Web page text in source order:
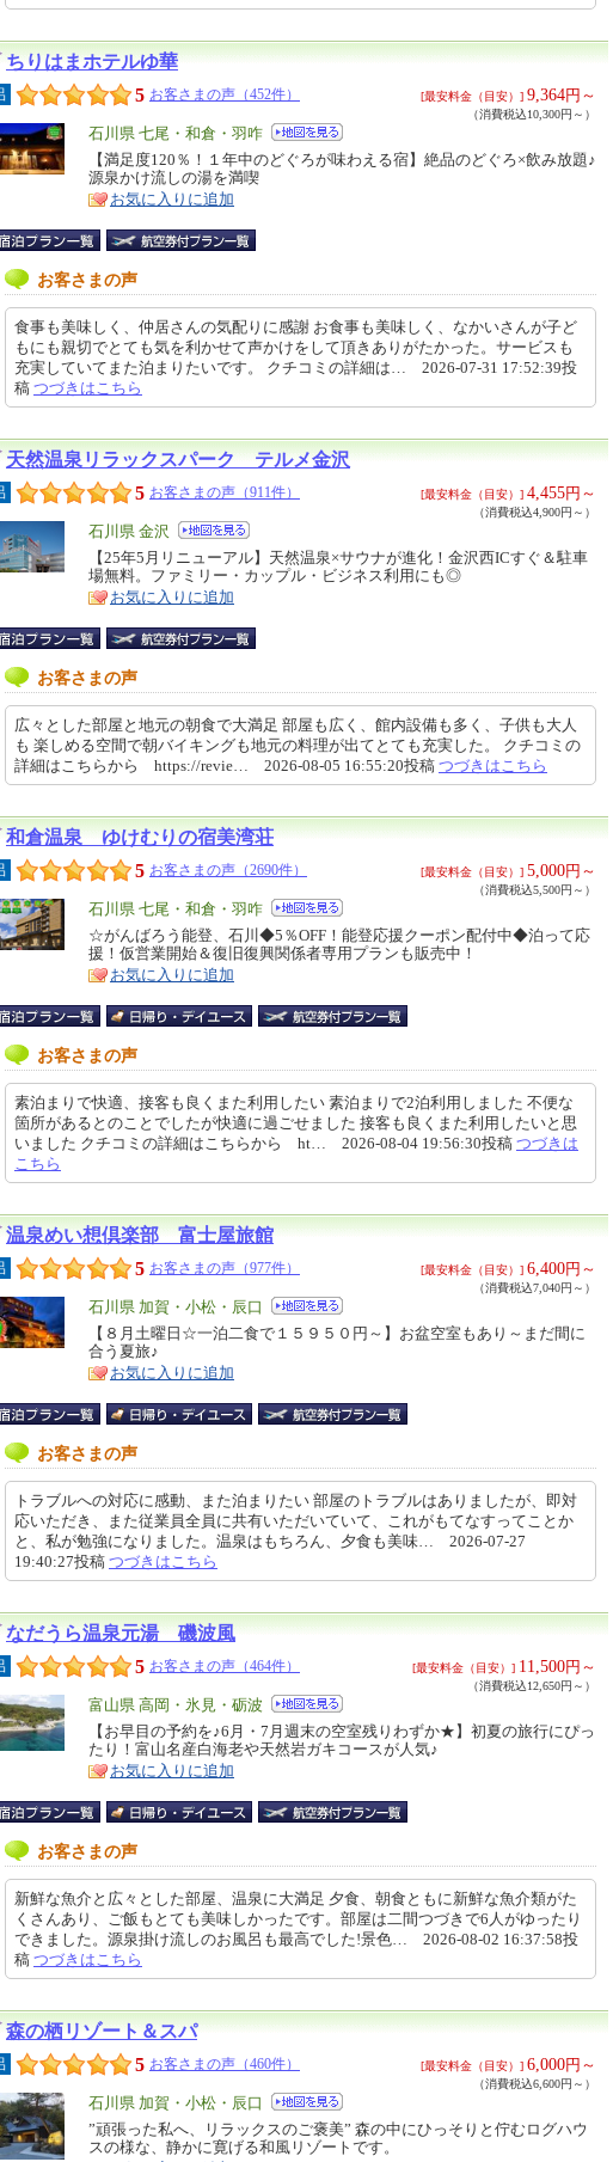
ちりはまホテルゆ華
5 お客さまの声（452件） [最安料金（目安）] 9,364円～
（消費税込10,300円～）
エ
リ
ア
石川県 七尾・和倉・羽咋
特
徴
【満足度120％！１年中のどぐろが味わえる宿】絶品のどぐろ×飲み放題♪
源泉かけ流しの湯を満喫
お気に入りに追加
お客さまの声
食事も美味しく、仲居さんの気配りに感謝 お食事も美味しく、なかいさんが子ど
もにも親切でとても気を利かせて声かけをして頂きありがたかった。サービスも
充実していてまた泊まりたいです。 クチコミの詳細は… 2026-07-31 17:52:39投
稿 つづきはこちら
天然温泉リラックスパーク テルメ金沢
5 お客さまの声（911件） [最安料金（目安）] 4,455円～
（消費税込4,900円～）
エ
リ
ア
石川県 金沢
特
徴
【25年5月リニューアル】天然温泉×サウナが進化！金沢西ICすぐ＆駐車
場無料。ファミリー・カップル・ビジネス利用にも◎
お気に入りに追加
お客さまの声
広々とした部屋と地元の朝食で大満足 部屋も広く、館内設備も多く、子供も大人
も 楽しめる空間で朝バイキングも地元の料理が出てとても充実した。 クチコミの
詳細はこちらから https://revie… 2026-08-05 16:55:20投稿 つづきはこちら
和倉温泉 ゆけむりの宿美湾荘
5 お客さまの声（2690件） [最安料金（目安）] 5,000円～
（消費税込5,500円～）
エ
リ
ア
石川県 七尾・和倉・羽咋
特
徴
☆がんばろう能登、石川◆5％OFF！能登応援クーポン配付中◆泊って応
援！仮営業開始＆復旧復興関係者専用プランも販売中！
お気に入りに追加
お客さまの声
素泊まりで快適、接客も良くまた利用したい 素泊まりで2泊利用しました 不便な
箇所があるとのことでしたが快適に過ごせました 接客も良くまた利用したいと思
いました クチコミの詳細はこちらから ht… 2026-08-04 19:56:30投稿 つづきは
こちら
温泉めい想倶楽部 富士屋旅館
5 お客さまの声（977件） [最安料金（目安）] 6,400円～
（消費税込7,040円～）
エ
リ
ア
石川県 加賀・小松・辰口
特
徴
【８月土曜日☆一泊二食で１５９５０円～】お盆空室もあり～まだ間に
合う夏旅♪
お気に入りに追加
お客さまの声
トラブルへの対応に感動、また泊まりたい 部屋のトラブルはありましたが、即対
応いただき、また従業員全員に共有いただいていて、これがもてなすってことか
と、私が勉強になりました。温泉はもちろん、夕食も美味… 2026-07-27
19:40:27投稿 つづきはこちら
なだうら温泉元湯 磯波風
5 お客さまの声（464件） [最安料金（目安）] 11,500円～
（消費税込12,650円～）
エ
リ
ア
富山県 高岡・氷見・砺波
特
徴
【お早目の予約を♪6月・7月週末の空室残りわずか★】初夏の旅行にぴっ
たり！富山名産白海老や天然岩ガキコースが人気♪
お気に入りに追加
お客さまの声
新鮮な魚介と広々とした部屋、温泉に大満足 夕食、朝食ともに新鮮な魚介類がた
くさんあり、ご飯もとても美味しかったです。部屋は二間つづきで6人がゆったり
できました。源泉掛け流しのお風呂も最高でした!景色… 2026-08-02 16:37:58投
稿 つづきはこちら
森の栖リゾート＆スパ
5 お客さまの声（460件） [最安料金（目安）] 6,000円～
（消費税込6,600円～）
エ
リ
ア
石川県 加賀・小松・辰口
特
徴
”頑張った私へ、リラックスのご褒美” 森の中にひっそりと佇むログハウ
スの様な、静かに寛げる和風リゾートです。